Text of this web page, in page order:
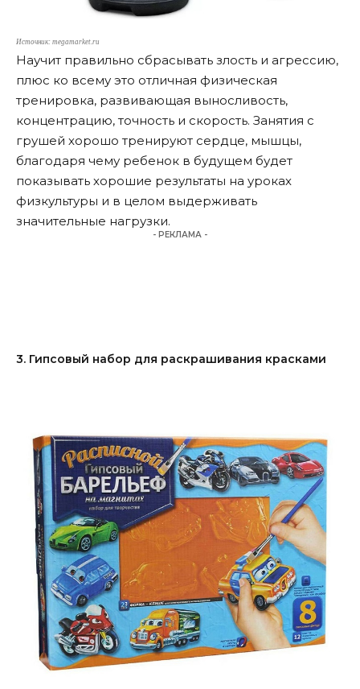
Источник: megamarket.ru
Научит правильно сбрасывать злость и агрессию,
плюс ко всему это отличная физическая
тренировка, развивающая выносливость,
концентрацию, точность и скорость. Занятия с
грушей хорошо тренируют сердце, мышцы,
благодаря чему ребенок в будущем будет
показывать хорошие результаты на уроках
физкультуры и в целом выдерживать
значительные нагрузки.
- РЕКЛАМА -
3. Гипсовый набор для раскрашивания красками